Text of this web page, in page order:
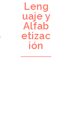
Leng
uaje y
Alfab
etizac
ión